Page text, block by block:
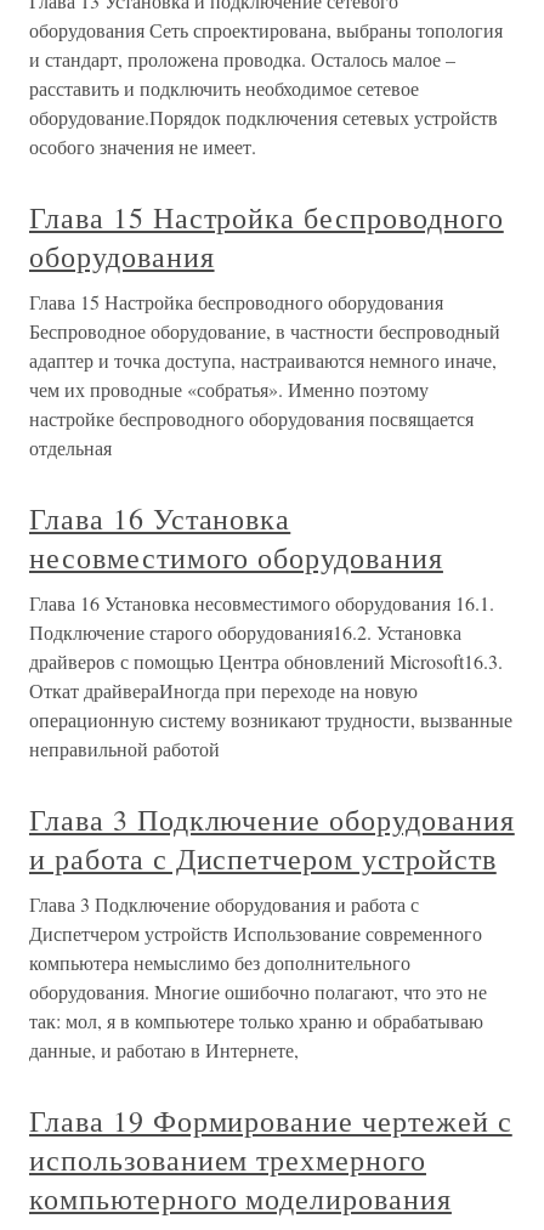
оборудования Сеть спроектирована, выбраны топология
и стандарт, проложена проводка. Осталось малое –
расставить и подключить необходимое сетевое
оборудование.Порядок подключения сетевых устройств
особого значения не имеет.
Глава 15 Настройка беспроводного
оборудования
Глава 15 Настройка беспроводного оборудования
Беспроводное оборудование, в частности беспроводный
адаптер и точка доступа, настраиваются немного иначе,
чем их проводные «собратья». Именно поэтому
настройке беспроводного оборудования посвящается
отдельная
Глава 16 Установка
несовместимого оборудования
Глава 16 Установка несовместимого оборудования 16.1.
Подключение старого оборудования16.2. Установка
драйверов с помощью Центра обновлений Microsoft16.3.
Откат драйвераИногда при переходе на новую
операционную систему возникают трудности, вызванные
неправильной работой
Глава 3 Подключение оборудования
и работа с Диспетчером устройств
Глава 3 Подключение оборудования и работа с
Диспетчером устройств Использование современного
компьютера немыслимо без дополнительного
оборудования. Многие ошибочно полагают, что это не
так: мол, я в компьютере только храню и обрабатываю
данные, и работаю в Интернете,
Глава 19 Формирование чертежей с
использованием трехмерного
компьютерного моделирования